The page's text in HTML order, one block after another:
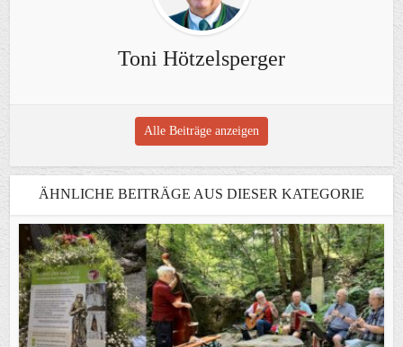
Toni Hötzelsperger
Alle Beiträge anzeigen
ÄHNLICHE BEITRÄGE AUS DIESER KATEGORIE